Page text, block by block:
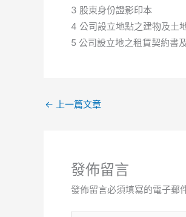
3 股東身份證影印本
4 公司設立地點之建物及土
5 公司設立地之租賃契約書
← 上一篇文章
發佈留言
發佈留言必須填寫的電子郵